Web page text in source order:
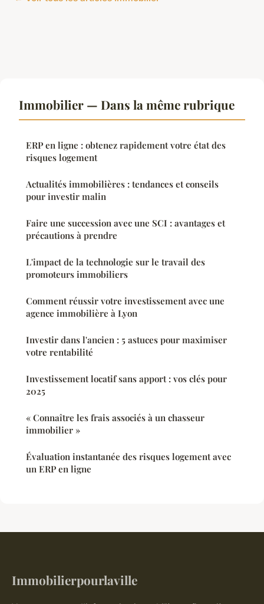
Immobilier — Dans la même rubrique
ERP en ligne : obtenez rapidement votre état des
risques logement
Actualités immobilières : tendances et conseils
pour investir malin
Faire une succession avec une SCI : avantages et
précautions à prendre
L'impact de la technologie sur le travail des
promoteurs immobiliers
Comment réussir votre investissement avec une
agence immobilière à Lyon
Investir dans l'ancien : 5 astuces pour maximiser
votre rentabilité
Investissement locatif sans apport : vos clés pour
2025
« Connaître les frais associés à un chasseur
immobilier »
Évaluation instantanée des risques logement avec
un ERP en ligne
Immobilierpourlaville